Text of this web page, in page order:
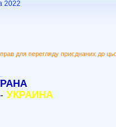
2022
для перегляду приєднаних до
- УКРАИНА